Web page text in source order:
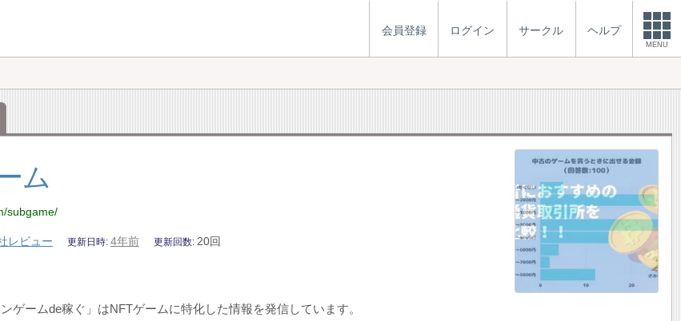
会員登録 ログイン サークル ヘルプ
MENU
ム
subgame/
レビュー 更新日時 4年前 更新回数 20回
ンゲームde稼ぐ」はNFTゲームに特化した情報を発信しています。